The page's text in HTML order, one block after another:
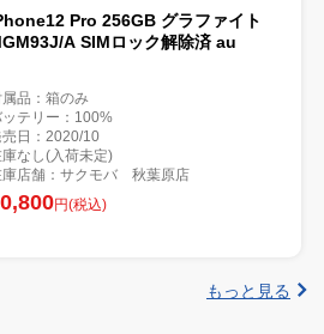
Pro 256GB グラファイト
A SIMロック解除済 au
品：箱のみ
ッテリー：100%
売日：2020/10
なし(入荷未定)
庫店舗：サクモバ 秋葉原店
円(税込)
もっと見る